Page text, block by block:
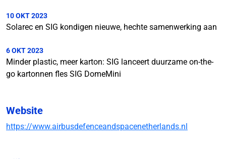
10 OKT 2023
Solarec en SIG kondigen nieuwe, hechte samenwerking aan
6 OKT 2023
Minder plastic, meer karton: SIG lanceert duurzame on-the-
go kartonnen fles SIG DomeMini
Website
https://www.airbusdefenceandspacenetherlands.nl